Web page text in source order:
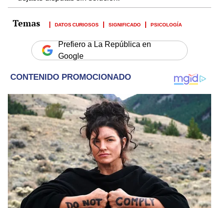
DATOS CURIOSOS SIGNIFICADO PSICOLOGÍA
Prefiero a La República en
Google